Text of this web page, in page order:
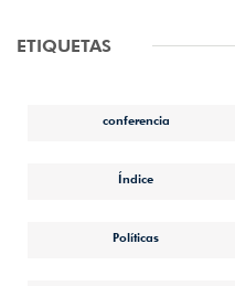
ETIQUETAS
conferencia
Índice
Políticas